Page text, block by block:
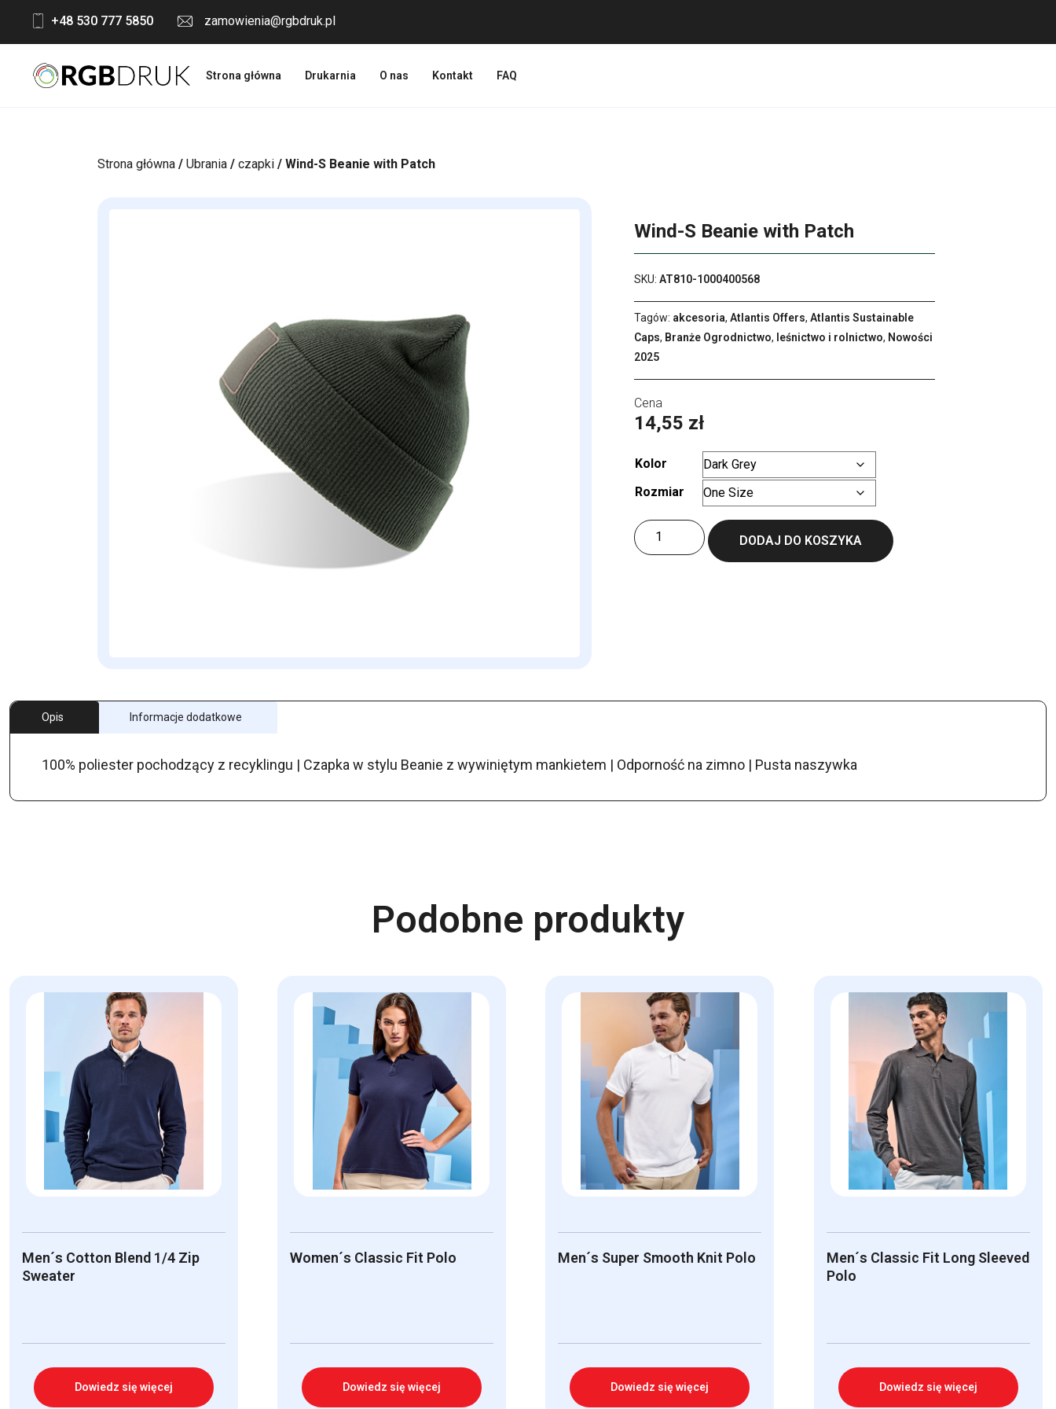
content
+48 530 777 5850 zamowienia@rgbdruk.pl
Strona główna Drukarnia O nas Kontakt FAQ
Strona główna / Ubrania / czapki / Wind-S Beanie with Patch
Wind-S Beanie with Patch
SKU:AT810-1000400568
Tagów: akcesoria,Atlantis Offers,Atlantis Sustainable
Caps, Branże Ogrodnictwo, leśnictwo i rolnictwo, Nowości
2025
14,55 zł
Kolor
Rozmiar
ilość
Wind-
DODAJ DO KOSZYKA
Opis Informacje dodatkowe
100% poliester pochodzący z recyklingu | Czapka w stylu Beanie z wywiniętym mankietem | Odporność na zimno | Pusta naszywka
Podobne produkty
Men´s Cotton Blend 1/4 Zip
Sweater
Dowiedz się więcej
Women´s Classic Fit Polo
Dowiedz się więcej
Men´s Super Smooth Knit Polo
Dowiedz się więcej
Men´s Classic Fit Long Sleeved
Polo
Dowiedz się więcej